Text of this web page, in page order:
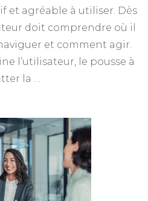
et agréable à utiliser. Dès
doit comprendre où il
et comment agir.
l’utilisateur, le pousse à
la …